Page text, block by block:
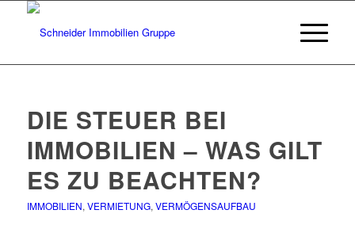
DIE STEUER BEI
IMMOBILIEN – WAS GILT
ES ZU BEACHTEN?
IMMOBILIEN, VERMIETUNG, VERMÖGENSAUFBAU